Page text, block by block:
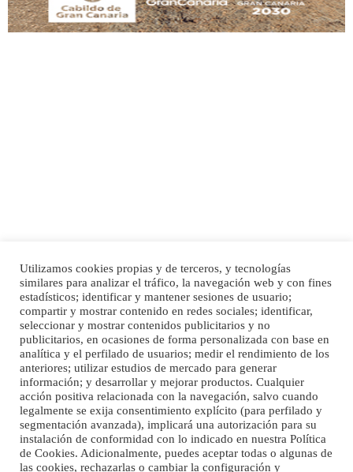
SHIBA PERDIDO AVDA JOSE MESA Y LOPEZ
PERRO MACHO RAZA SHIBA CON MICROCHIP PERDIDO HOY 06/07/2025 ZONA
MESA Y LOPEZ. ES MUY ASUSTADIZO
Leales.org » Gran Canaria | 6.7.2025
Ninfa perdida
Inicio Publicidad
Política de privacidad
Aviso Legal
Cláusula de Cookies
Enlaces de interés
Utilizamos cookies propias y de terceros, y tecnologías
similares para analizar el tráfico, la navegación web y con fines
estadísticos; identificar y mantener sesiones de usuario;
compartir y mostrar contenido en redes sociales; identificar,
seleccionar y mostrar contenidos publicitarios y no
publicitarios, en ocasiones de forma personalizada con base en
analítica y el perfilado de usuarios; medir el rendimiento de los
anteriores; utilizar estudios de mercado para generar
información; y desarrollar y mejorar productos. Cualquier
acción positiva relacionada con la navegación, salvo cuando
legalmente se exija consentimiento explícito (para perfilado y
segmentación avanzada), implicará una autorización para su
instalación de conformidad con lo indicado en nuestra Política
de Cookies. Adicionalmente, puedes aceptar todas o algunas de
las cookies, rechazarlas o cambiar la configuración y